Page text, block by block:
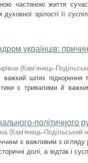
частиною життя
духовної зрілості її
українців:
(Кам’янець-
шлях підкорення
є тривалими й
політичного
(Кам'янець-Подільський
є важливим з огляду
долі, а відтак і